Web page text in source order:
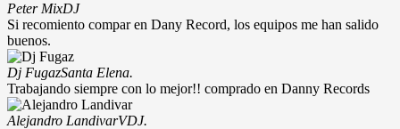
Peter MixDJ
Si recomiento compar en Dany Record, los equipos me han salido
buenos.
Dj FugazSanta Elena.
Trabajando siempre con lo mejor!! comprado en Danny Records
Alejandro LandivarVDJ.